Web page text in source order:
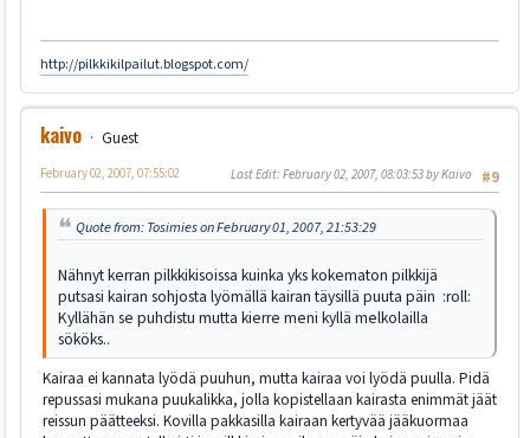
http://pilkkikilpailut.blogspot.com/
kaivo
Guest
#9
February 02, 2007, 07:55:02 Last Edit: February 02, 2007, 08:03:53 by Kaivo
Quote from: Tosimies on February 01, 2007, 21:53:29
Nähnyt kerran pilkkikisoissa kuinka yks kokematon pilkkijä
putsasi kairan sohjosta lyömällä kairan täysillä puuta päin :roll:
Kyllähän se puhdistu mutta kierre meni kyllä melkolailla
sököks..
Kairaa ei kannata lyödä puuhun, mutta kairaa voi lyödä puulla. Pidä
repussasi mukana puukalikka, jolla kopistellaan kairasta enimmät jäät
reissun päätteeksi. Kovilla pakkasilla kairaan kertyvää jääkuormaa